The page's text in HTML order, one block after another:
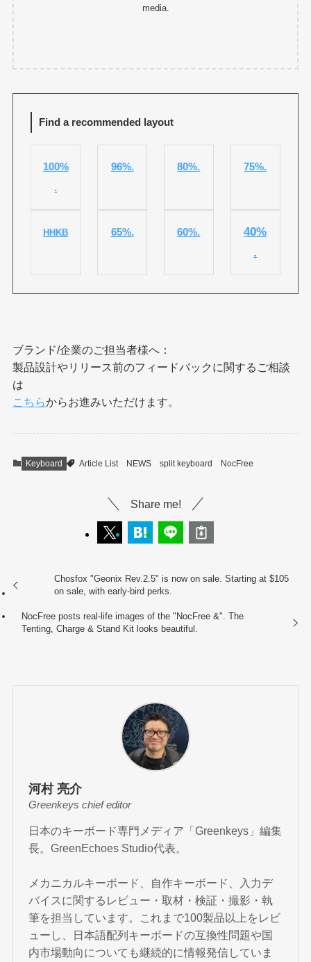
media.
Find a recommended layout
100%
.
96%. 80%. 75%.
HHKB 65%. 60%.
40%
.
ブランド/企業のご担当者様へ：
製品設計やリリース前のフィードバックに関するご相談
は
こちらからお進みいただけます。
Keyboard Article List NEWS split keyboard NocFree
Share me!
Chosfox "Geonix Rev.2.5" is now on sale. Starting at $105
on sale, with early-bird perks.
NocFree posts real-life images of the "NocFree &". The
Tenting, Charge & Stand Kit looks beautiful.
河村 亮介
Greenkeys chief editor
日本のキーボード専門メディア「Greenkeys」編集
長。GreenEchoes Studio代表。
メカニカルキーボード、自作キーボード、入力デ
バイスに関するレビュー・取材・検証・撮影・執
筆を担当しています。これまで100製品以上をレビ
ューし、日本語配列キーボードの互換性問題や国
内市場動向についても継続的に情報発信していま